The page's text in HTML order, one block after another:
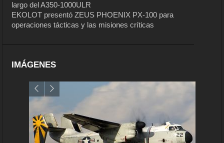
largo del A350-1000ULR
EKOLOT presentó ZEUS PHOENIX PX-100 para
operaciones tácticas y las misiones críticas
IMÁGENES